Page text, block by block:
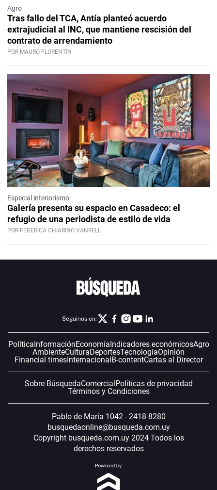
Agro
Tras fallo del TCA, Antía planteó acuerdo
extrajudicial al INC, que mantiene rescisión del
contrato de arrendamiento
POR MAURO FLORENTÍN
Especial interiorismo
Galería presenta su espacio en Casadeco: el
refugio de una periodista de estilo de vida
POR FEDERICA CHIARINO VANRELL
Seguinos en:
Política InformaciónEconomía Indicadores económicosAgro
AmbienteCulturaDeportesTecnologíaOpinión
Financial timesInternacional B-contentCartas al Director
Sobre BúsquedaComercial Políticas de privacidad
Términos y Condiciones
Pablo de María 1042 - 2418 8280
busquedaonline@busqueda.com.uy
Copyright busqueda.com.uy 2024 Todos los
derechos reservados